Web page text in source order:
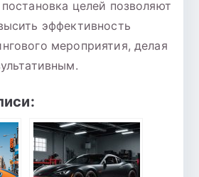
целей позволяют
эффективность
мероприятия, делая